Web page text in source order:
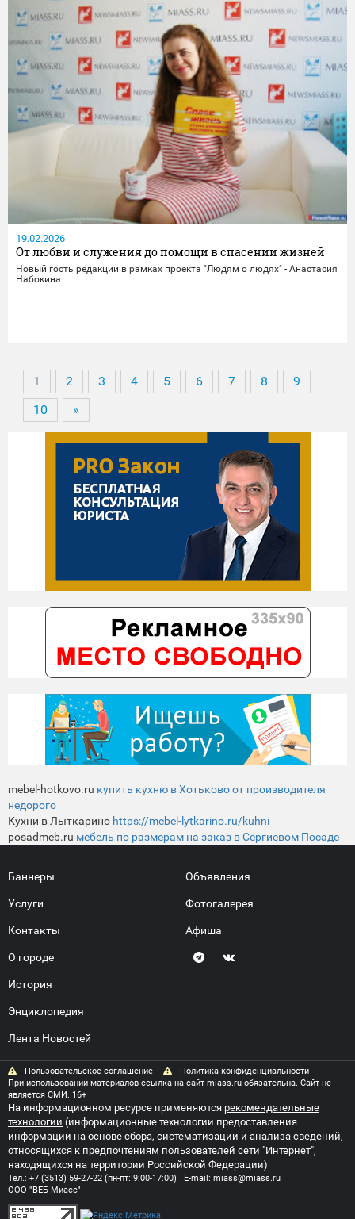
19.02.2026
От любви и служения до помощи в спасении жизней
Новый гость редакции в рамках проекта "Людям о людях" - Анастасия
Набокина
1 2 3 4 5 6 7 8
9
10
»
mebel-hotkovo.ru купить кухню в Хотьково от производителя
недорого
Кухни в Лыткарино https://mebel-lytkarino.ru/kuhni
posadmeb.ru мебель по размерам на заказ в Сергиевом Посаде
Баннеры
Услуги
Контакты
О городе
История
Энциклопедия
Лента Новостей
Объявления
Фотогалерея
Афиша
Пользовательское соглашение
Политика конфиденциальности
При использовании материалов ссылка на сайт miass.ru обязательна. Сайт не
является СМИ. 16+
На информационном ресурсе применяются рекомендательные
технологии (информационные технологии предоставления
информации на основе сбора, систематизации и анализа сведений,
относящихся к предпочтениям пользователей сети "Интернет",
находящихся на территории Российской Федерации)
Тел.: +7 (3513) 59-27-22 (пн-пт: 9:00-17:00) E-mail: miass@miass.ru
ООО "ВЕБ Миасс"